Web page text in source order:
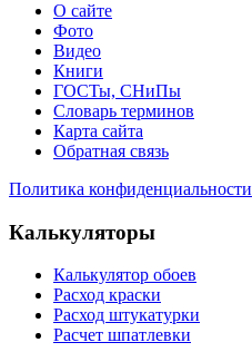
О сайте
Фото
Видео
Книги
ГОСТы, СНиПы
Словарь терминов
Карта сайта
Обратная связь
Политика конфиденциальности
Калькуляторы
Калькулятор обоев
Расход краски
Расход штукатурки
Расчет шпатлевки